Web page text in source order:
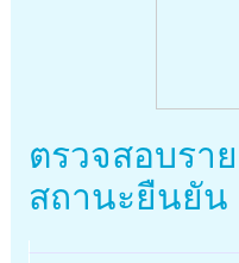
ตรวจสอบรา
สถานะยืนยัน